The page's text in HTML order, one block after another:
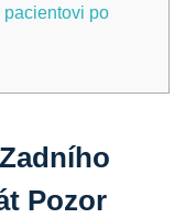
po
Pozor